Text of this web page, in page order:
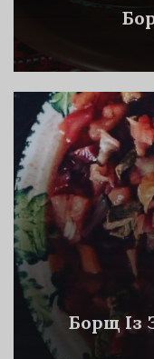
Борщ Із